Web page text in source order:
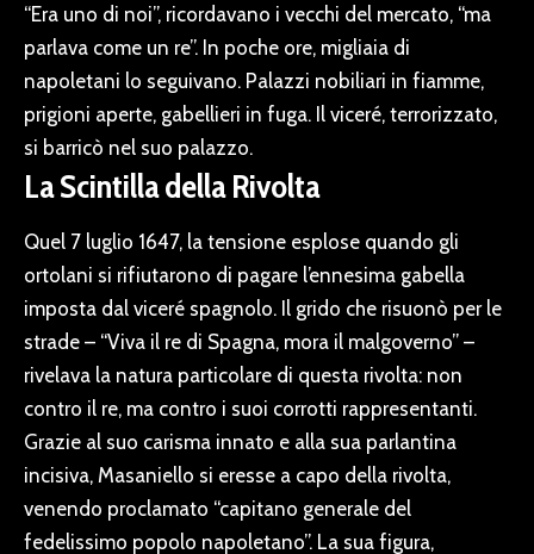
“Era uno di noi”, ricordavano i vecchi del mercato, “ma
parlava come un re”. In poche ore, migliaia di
napoletani lo seguivano. Palazzi nobiliari in fiamme,
prigioni aperte, gabellieri in fuga. Il viceré, terrorizzato,
si barricò nel suo palazzo.
La Scintilla della Rivolta
Quel 7 luglio 1647, la tensione esplose quando gli
ortolani si rifiutarono di pagare l’ennesima gabella
imposta dal viceré spagnolo. Il grido che risuonò per le
strade – “Viva il re di Spagna, mora il malgoverno” –
rivelava la natura particolare di questa rivolta: non
contro il re, ma contro i suoi corrotti rappresentanti.
Grazie al suo carisma innato e alla sua parlantina
incisiva, Masaniello si eresse a capo della rivolta,
venendo proclamato “capitano generale del
fedelissimo popolo napoletano”. La sua figura,